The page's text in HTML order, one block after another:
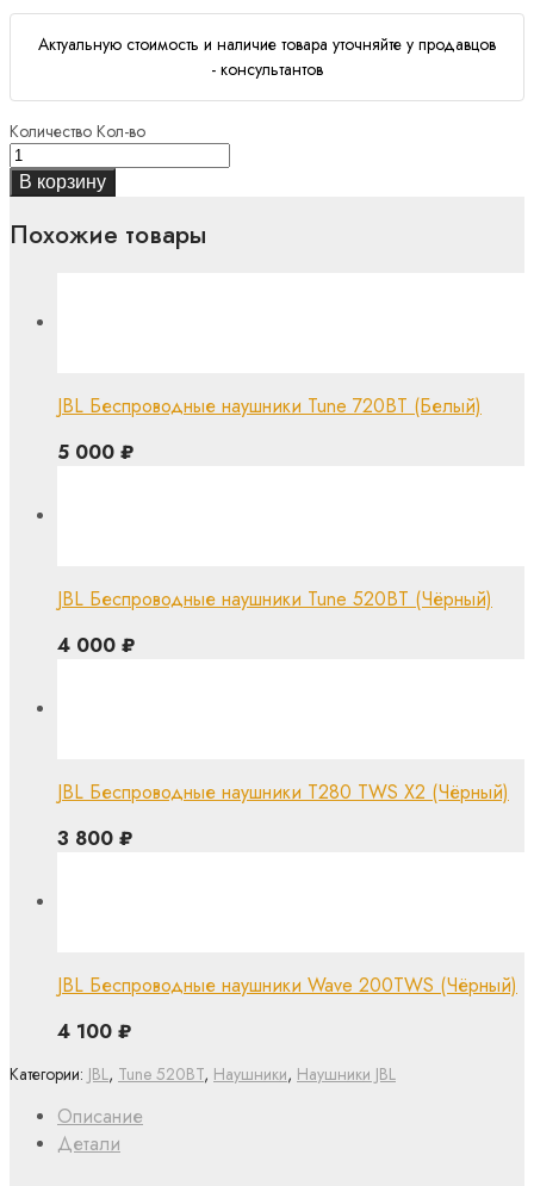
Актуальную стоимость и наличие товара уточняйте у продавцов
- консультантов
Количество Кол-во
В корзину
Описание
Детали
Категории: JBL, Tune 520BT, Наушники, Наушники JBL
Похожие товары
JBL Беспроводные наушники Tune 720BT (Белый)
5 000 ₽
JBL Беспроводные наушники Tune 520BT (Чёрный)
4 000 ₽
JBL Беспроводные наушники T280 TWS X2 (Чёрный)
3 800 ₽
JBL Беспроводные наушники Wave 200TWS (Чёрный)
4 100 ₽